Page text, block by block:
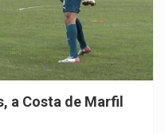
a Costa de Marfil